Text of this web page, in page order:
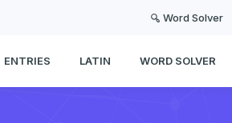
Word Solver
ENTRIES LATIN WORD SOLVER